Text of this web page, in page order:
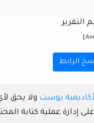
التقرير
]
الرابط
بوست ولا يحق
إدارة عملية كتابة